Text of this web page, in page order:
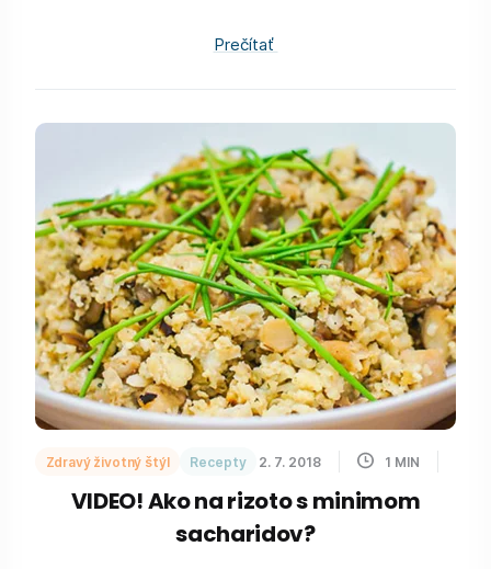
Prečítať
Zdravý životný štýl Recepty 2. 7. 2018 1 MIN
VIDEO! Ako na rizoto s minimom
sacharidov?